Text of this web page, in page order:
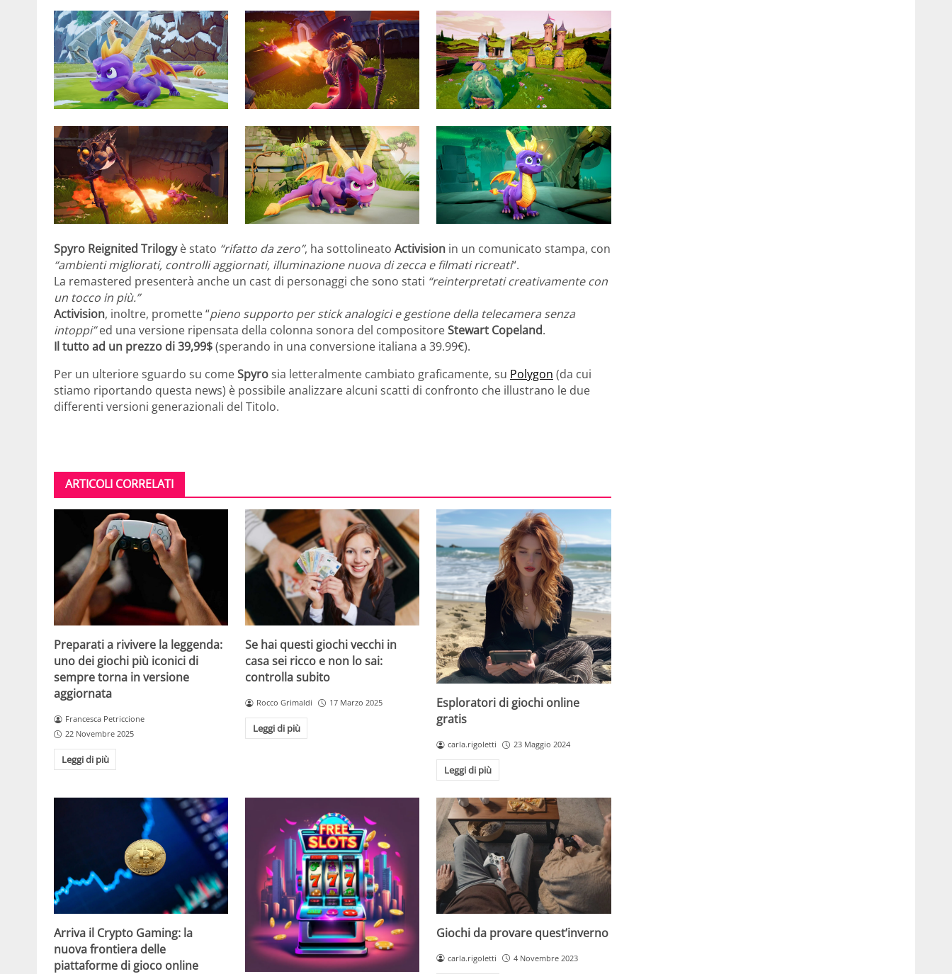
Spyro Reignited Trilogyè stato “rifatto da zero”, ha sottolineato Activision in un comunicato stampa, con
“ambienti migliorati, controlli aggiornati, illuminazione nuova di zecca e filmati ricreati“.
La remastered presenterà anche un cast di personaggi che sono stati “reinterpretati creativamente con
un tocco in più.”
Activision, inoltre, promette “pieno supporto per stick analogici e gestione della telecamera senza
intoppi”ed una versione ripensata della colonna sonora del compositoreStewart Copeland.
Il tutto ad un prezzo di 39,99$(sperando in una conversione italiana a 39.99€).
Per un ulteriore sguardo su comeSpyrosia letteralmente cambiato graficamente, su Polygon (da cui
stiamo riportando questa news) è possibile analizzare alcuni scatti di confronto che illustrano le due
differenti versioni generazionali del Titolo.
ARTICOLI CORRELATI
Preparati a rivivere la leggenda:
uno dei giochi più iconici di
sempre torna in versione
aggiornata
Francesca Petriccione
22 Novembre 2025
Leggi di più
Se hai questi giochi vecchi in
casa sei ricco e non lo sai:
controlla subito
Rocco Grimaldi 17 Marzo 2025
Leggi di più
Esploratori di giochi online
gratis
carla.rigoletti 23 Maggio 2024
Leggi di più
Arriva il Crypto Gaming: la
nuova frontiera delle
piattaforme di gioco online
Giochi da provare quest’inverno
carla.rigoletti 4 Novembre 2023